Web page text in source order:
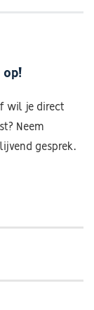
op!
wil je direct
Neem
gesprek.